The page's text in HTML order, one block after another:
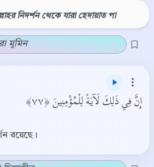
নিদর্শন থেকে যারা হেদায়াত পা
মুমিন
إِنَّ فِي ذَلِكَ لَآيَةً لِلْمُؤْمِنِينَ ﴿٧٧﴾
রয়েছে।